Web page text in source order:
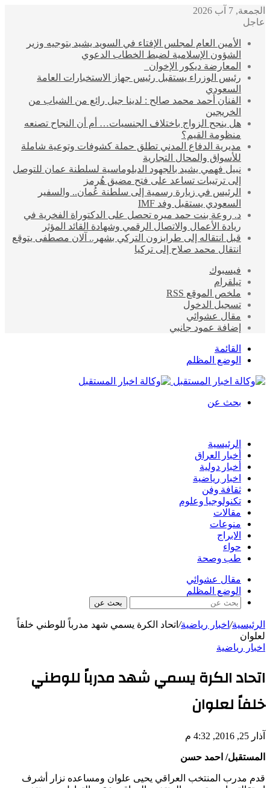
الجمعة, 7 آب 2026
عاجل
الأمين العام لمجلس الإفتاء في السويد يشيد بتوجيه وزير
الشؤون الإسلامية لضبط الخطاب الدعوي
المعارضة ديكور الإخوان
رئيس الوزراء يستقبل رئيس جهاز الاستخبارات العامة
السعودي
الفنان أحمد محمد صالح : لدينا جيل رائع من الشباب من
الخريجين
هل ينجح الزواج باختلاف الجنسيات… أم أن النجاح تصنعه
منظومة القيم؟
مديرية الدفاع المدني تطلق حملة كشوفات وتوعية شاملة
للأسواق والمحال التجارية
نبيل فهمي يشيد بالجهود الدبلوماسية لسلطنة عمان للتوصل
إلى ترتيبات تساعد على فتح مضيق هُرمز
الرئيس في زيارة رسمية إلى سلطنة عُمان.. والسفير
السعودي يستقبل وفد IMF
د. روعة بنت حمد ميره تحصل على الدكتوراة الفخرية في
ريادة الأعمال والاتصال الرقمي وشهادة القائد المؤثر
قبل انتقاله إلى طرابزون التركي بشهر.. آلان مصطفى يتوقع
انتقال محمد صلاح إلى تركيا
فيسبوك
تيلقرام
ملخص الموقع RSS
تسجيل الدخول
مقال عشوائي
إضافة عمود جانبي
القائمة
الوضع المظلم
بحث عن
الرئيسية
أخبار العراق
أخبار دولية
اخبار رياضية
ثقافة وفن
تكنولوجيا وعلوم
مقالات
منوعات
الابراج
حواء
طب وصحة
مقال عشوائي
الوضع المظلم
بحث عن
الرئيسية/ اخبار رياضية/ اتحاد الكرة يسمي شهد مدرباً للوطني خلفاً
لعلوان
اخبار رياضية
اتحاد الكرة يسمي شهد مدرباً للوطني
خلفاً لعلوان
آذار 25, 2016, 4:32 م
المستقبل/ احمد حسن
قدم مدرب المنتخب العراقي يحيى علوان ومساعده نزار أشرف